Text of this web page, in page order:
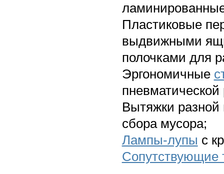
Пластиковые
выдвижными
полочками для
Эргономичные
пневматической
Вытяжки
сбора мусора;
Лампы-лупы с
Сопутствующие